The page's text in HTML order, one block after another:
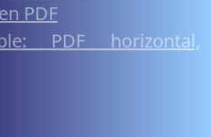
PDF
PDF horizontal,